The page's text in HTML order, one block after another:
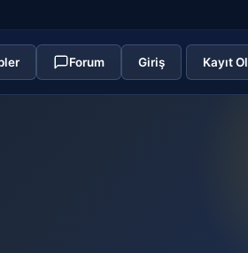
Forum Giriş Kayıt Ol